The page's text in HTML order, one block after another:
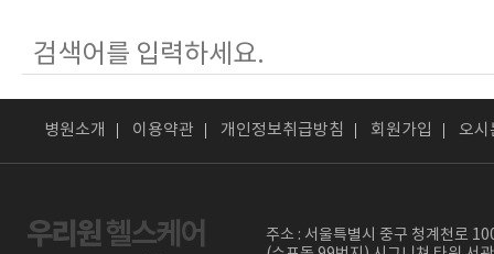
병원소개 이용약관 개인정보취급방침 회원가입 오시
주소 : 서울특별시 중구 청계천로